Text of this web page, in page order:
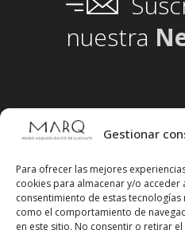
Gestionar
Para ofrecer las mejores
cookies para almacenar y/o
consentimiento de estas
como el comportamiento de
en este sitio. No consentir o retirar
nuestra